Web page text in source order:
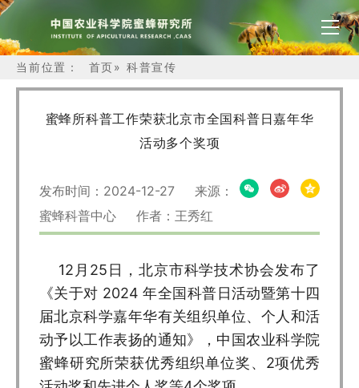
当前位置： 首页» 科普宣传
蜜蜂所科普工作荣获北京市全国科普日嘉年华
活动多个奖项
发布时间：2024-12-27 来源：
蜜蜂科普中心 作者：王秀红
12月25日，北京市科学技术协会发布了
《关于对 2024 年全国科普日活动暨第十四
届北京科学嘉年华有关组织单位、个人和活
动予以工作表扬的通知》，中国农业科学院
蜜蜂研究所荣获优秀组织单位奖、2项优秀